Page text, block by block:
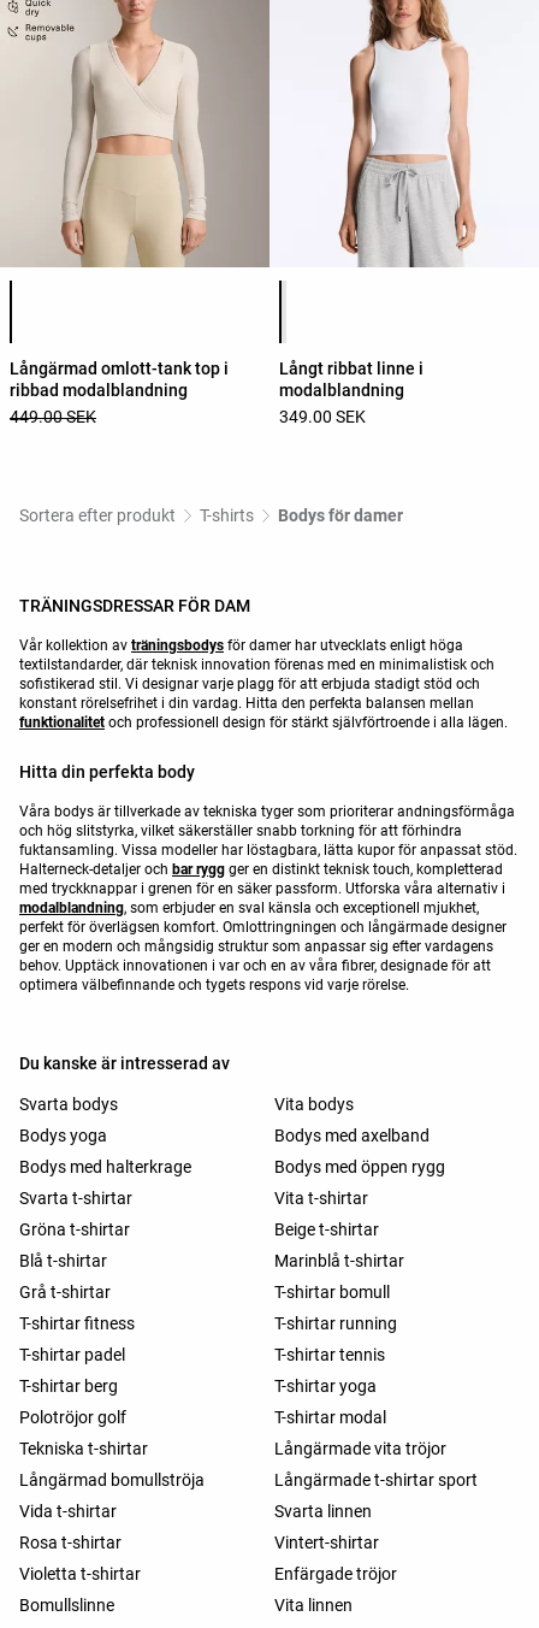
Lista över produktfärger
Långärmad omlott-tank top i
ribbad modalblandning
449.00 SEK
Lista över produktfärger
Långt ribbat linne i
modalblandning
349.00 SEK
Sortera efter produkt T-shirts Bodys för damer
TRÄNINGSDRESSAR FÖR DAM
Vår kollektion av träningsbodys för damer har utvecklats enligt höga
textilstandarder, där teknisk innovation förenas med en minimalistisk och
sofistikerad stil. Vi designar varje plagg för att erbjuda stadigt stöd och
konstant rörelsefrihet i din vardag. Hitta den perfekta balansen mellan
funktionalitet och professionell design för stärkt självförtroende i alla lägen.
Hitta din perfekta body
Våra bodys är tillverkade av tekniska tyger som prioriterar andningsförmåga
och hög slitstyrka, vilket säkerställer snabb torkning för att förhindra
fuktansamling. Vissa modeller har löstagbara, lätta kupor för anpassat stöd.
Halterneck-detaljer och bar rygg ger en distinkt teknisk touch, kompletterad
med tryckknappar i grenen för en säker passform. Utforska våra alternativ i
modalblandning, som erbjuder en sval känsla och exceptionell mjukhet,
perfekt för överlägsen komfort. Omlottringningen och långärmade designer
ger en modern och mångsidig struktur som anpassar sig efter vardagens
behov. Upptäck innovationen i var och en av våra fibrer, designade för att
optimera välbefinnande och tygets respons vid varje rörelse.
Du kanske är intresserad av
Svarta bodys
Vita bodys
Bodys yoga
Bodys med axelband
Bodys med halterkrage
Bodys med öppen rygg
Svarta t-shirtar
Vita t-shirtar
Gröna t-shirtar
Beige t-shirtar
Blå t-shirtar
Marinblå t-shirtar
Grå t-shirtar
T-shirtar bomull
T-shirtar fitness
T-shirtar running
T-shirtar padel
T-shirtar tennis
T-shirtar berg
T-shirtar yoga
Polotröjor golf
T-shirtar modal
Tekniska t-shirtar
Långärmade vita tröjor
Långärmad bomullströja
Långärmade t-shirtar sport
Vida t-shirtar
Svarta linnen
Rosa t-shirtar
Vintert-shirtar
Violetta t-shirtar
Enfärgade tröjor
Bomullslinne
Vita linnen